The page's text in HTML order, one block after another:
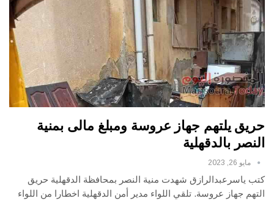
حريق يلتهم جهاز عروسة ومبلغ مالى بمنية
النصر بالدقهلية
مايو 26, 2023
كتب ياسرعبدالرازق شهدت منية النصر بمحافظة الدقهلية حريق
التهم جهاز عروسة. تلقي اللواء مدير أمن الدقهلية اخطارا من اللواء